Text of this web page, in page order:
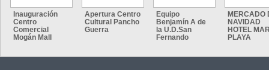
Inauguración
Centro
Comercial
Mogán Mall
Apertura Centro
Cultural Pancho
Guerra
Equipo
Benjamín A de
la U.D.San
Fernando
MERCADO
NAVIDAD
HOTEL
PLAYA